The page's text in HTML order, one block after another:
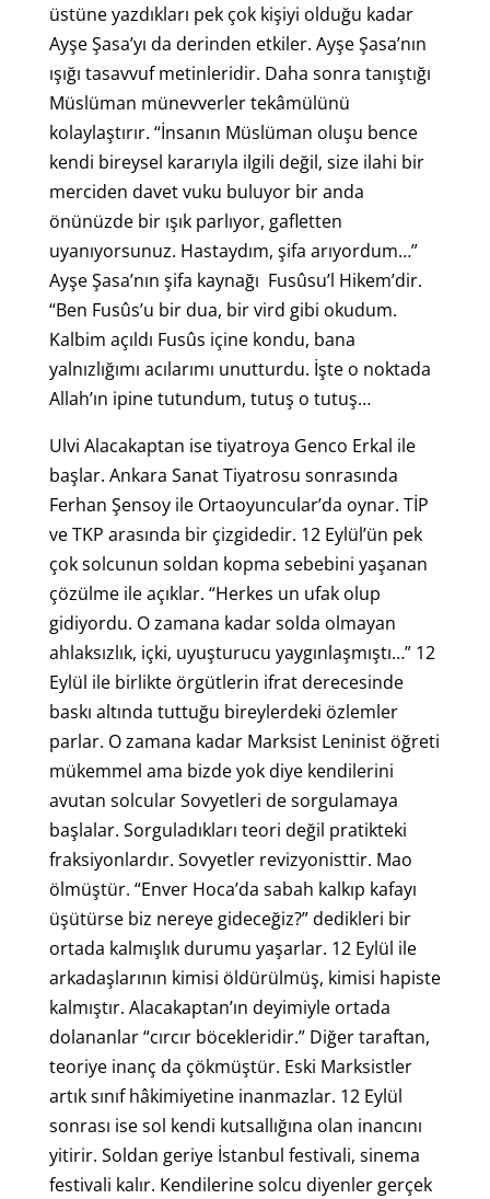
üstüne yazdıkları pek çok kişiyi olduğu kadar
Ayşe Şasa’yı da derinden etkiler. Ayşe Şasa’nın
ışığı tasavvuf metinleridir. Daha sonra tanıştığı
Müslüman münevverler tekâmülünü
kolaylaştırır. “İnsanın Müslüman oluşu bence
kendi bireysel kararıyla ilgili değil, size ilahi bir
merciden davet vuku buluyor bir anda
önünüzde bir ışık parlıyor, gafletten
uyanıyorsunuz. Hastaydım, şifa arıyordum…”
Ayşe Şasa’nın şifa kaynağı Fusûsu’l Hikem’dir.
“Ben Fusûs’u bir dua, bir vird gibi okudum.
Kalbim açıldı Fusûs içine kondu, bana
yalnızlığımı acılarımı unutturdu. İşte o noktada
Allah’ın ipine tutundum, tutuş o tutuş…
Ulvi Alacakaptan ise tiyatroya Genco Erkal ile
başlar. Ankara Sanat Tiyatrosu sonrasında
Ferhan Şensoy ile Ortaoyuncular’da oynar. TİP
ve TKP arasında bir çizgidedir. 12 Eylül’ün pek
çok solcunun soldan kopma sebebini yaşanan
çözülme ile açıklar. “Herkes un ufak olup
gidiyordu. O zamana kadar solda olmayan
ahlaksızlık, içki, uyuşturucu yaygınlaşmıştı…” 12
Eylül ile birlikte örgütlerin ifrat derecesinde
baskı altında tuttuğu bireylerdeki özlemler
parlar. O zamana kadar Marksist Leninist öğreti
mükemmel ama bizde yok diye kendilerini
avutan solcular Sovyetleri de sorgulamaya
başlalar. Sorguladıkları teori değil pratikteki
fraksiyonlardır. Sovyetler revizyonisttir. Mao
ölmüştür. “Enver Hoca’da sabah kalkıp kafayı
üşütürse biz nereye gideceğiz?” dedikleri bir
ortada kalmışlık durumu yaşarlar. 12 Eylül ile
arkadaşlarının kimisi öldürülmüş, kimisi hapiste
kalmıştır. Alacakaptan’ın deyimiyle ortada
dolananlar “cırcır böcekleridir.” Diğer taraftan,
teoriye inanç da çökmüştür. Eski Marksistler
artık sınıf hâkimiyetine inanmazlar. 12 Eylül
sonrası ise sol kendi kutsallığına olan inancını
yitirir. Soldan geriye İstanbul festivali, sinema
festivali kalır. Kendilerine solcu diyenler gerçek